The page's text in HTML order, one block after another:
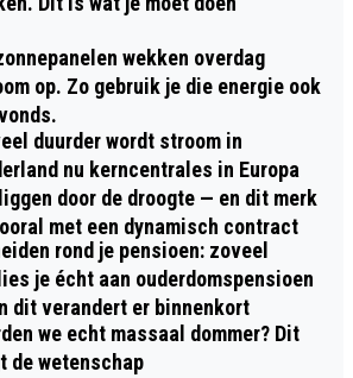
wekken overdag
op. Zo gebruik je die energie ook
duurder wordt stroom in
nu kerncentrales in Europa
door de droogte — en dit merk
met een dynamisch contract
rond je pensioen: zoveel
je écht aan ouderdomspensioen
dit verandert er binnenkort
we echt massaal dommer? Dit
de wetenschap